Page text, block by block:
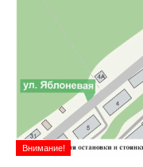
Внимание!